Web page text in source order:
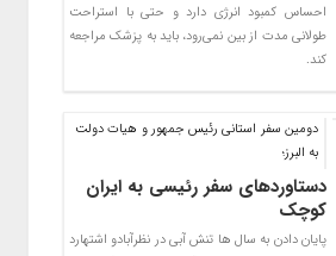
احساس کمبود انرژی دارد و حتی با استراحت
طولانی مدت از بین نمی‌رود، باید به پزشک مراجعه
کند.
دومین سفر استانی رئیس جمهور و هیات دولت
به البرز؛
دستاوردهای سفر رئیسی به ایران
کوچک
پایان دادن به سال ها تنش آبی در نظرآبادو اشتهارد